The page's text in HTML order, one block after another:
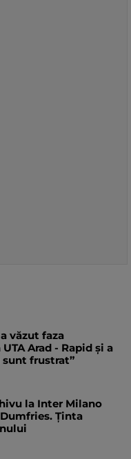
văzut faza
Arad - Rapid și a
frustrat”
la Inter Milano
Ținta